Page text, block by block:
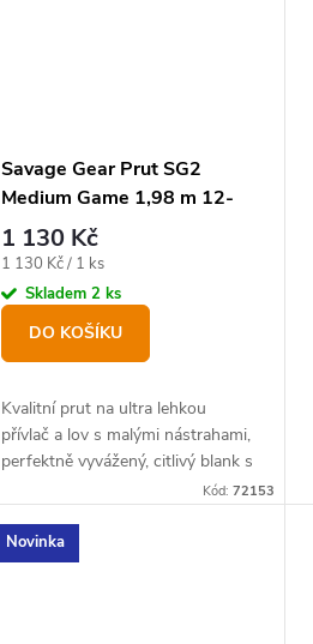
Savage Gear Prut SG2
Medium Game 1,98 m 12-
35 g
1 130 Kč
Měrná
cena:
1 130 Kč / 1 ks
Skladem 2 ks
DO KOŠÍKU
Kvalitní prut na ultra lehkou
přívlač a lov s malými nástrahami,
perfektně vyvážený, citlivý blank s
uvolnění háčku nebo...
Kód: 72153
Novinka